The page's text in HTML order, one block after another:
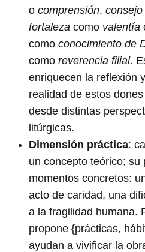
o comprensión, consejo
fortaleza como valentía
como conocimiento de
como reverencia filial.
enriquecen la reflexión
realidad de estos
desde distintas
litúrgicas.
Dimensión práctica:
un concepto teórico; su
momentos concretos:
acto de caridad, una
a la fragilidad humana.
propone {prácticas,
ayudan a vivificar la